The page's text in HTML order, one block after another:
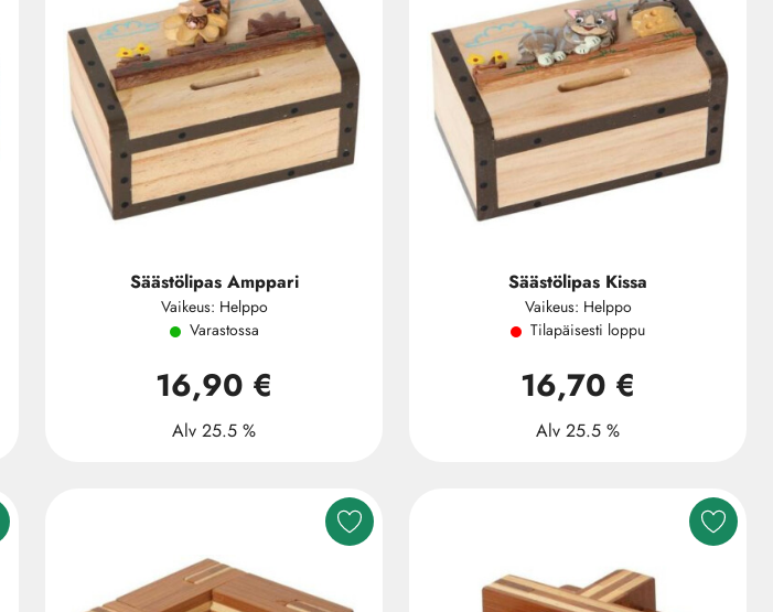
Säästölipas Amppari
Vaikeus: Helppo
Varastossa
16,90 €
Alv 25.5 %
Säästölipas Kissa
Vaikeus: Helppo
Tilapäisesti loppu
16,70 €
Alv 25.5 %